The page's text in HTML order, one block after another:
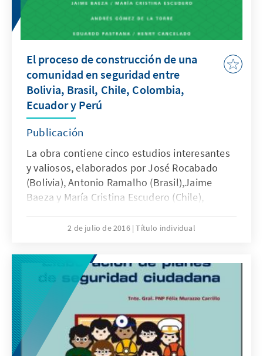
El proceso de construcción de una
comunidad en seguridad entre
Bolivia, Brasil, Chile, Colombia,
Ecuador y Perú
Publicación
La obra contiene cinco estudios interesantes
y valiosos, elaborados por José Rocabado
(Bolivia), Antonio Ramalho (Brasil),Jaime
Baeza y María Cristina Escudero (Chile),
(Colombia) y Andrés Gómez de la Torre (Perú).
entenderse por una comunidad de
seguridad,cuáles son sus etapas o fases así
como las condiciones que hay que
cumplirpara alcanzar tal objetivo, para luego
abocarse desde su respectiva visiónnacional a
establecer qué pasos deberían darse para
lograr construir dichacomunidad entre
2 de julio de 2016 Título individual